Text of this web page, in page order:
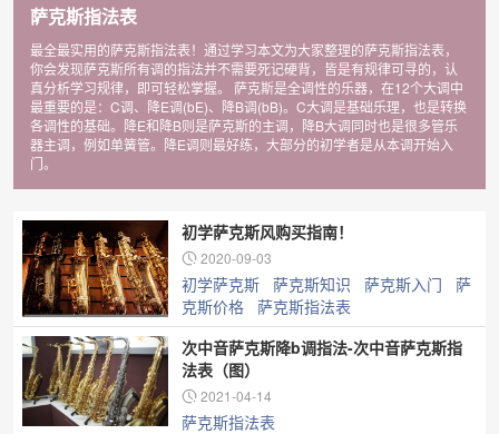
萨克斯指法表
最全最实用的萨克斯指法表！通过学习本文为大家整理的萨克斯指法表，
你会发现萨克斯所有调的指法并不需要死记硬背，皆是有规律可寻的，认
真分析学习规律，即可轻松掌握。 萨克斯是全调性的乐器，在12个大调中
最重要的是：C调、降E调(bE)、降B调(bB)。C大调是基础乐理，也是转换
各调性的基础。降E和降B则是萨克斯的主调，降B大调同时也是很多管乐
器主调，例如单簧管。降E调则最好练，大部分的初学者是从本调开始入
门。
初学萨克斯风购买指南！
2020-09-03
初学萨克斯 萨克斯知识 萨克斯入门
萨
克斯价格
萨克斯指法表
次中音萨克斯降b调指法-次中音萨克斯指
法表（图）
2021-04-14
萨克斯指法表